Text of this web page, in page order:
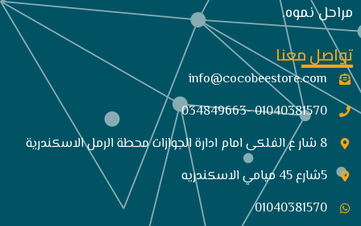
مراحل نموه.
تواصل معنا
info@cocobeestore.com​
01040381570 -034849663
8 شار ع الفلكى امام ادارة الجوازات محطة الرمل الاسكندرية
5شارع 45 ميامي الاسكندريه
01040381570